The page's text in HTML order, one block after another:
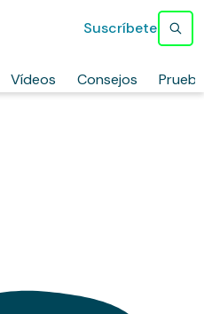
Vídeos Consejos
Suscríbete